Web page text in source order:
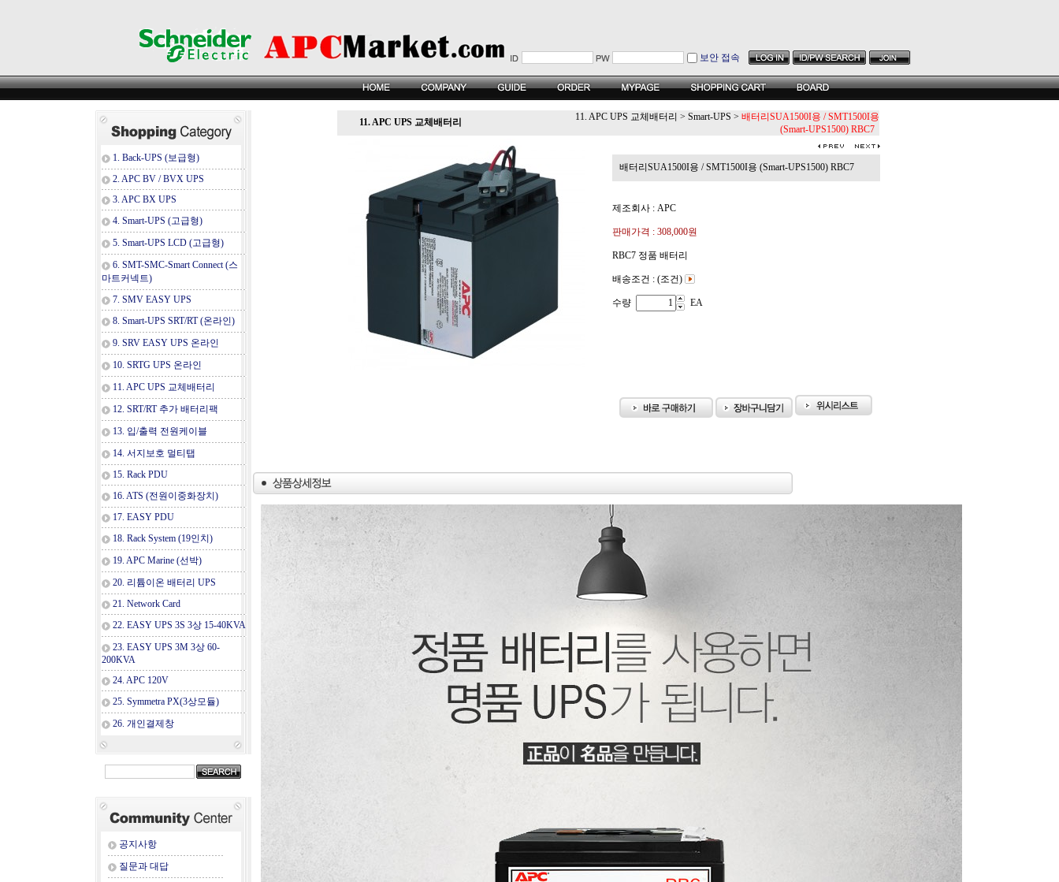
보안 접속
1. Back-UPS (보급형)
2. APC BV / BVX UPS
3. APC BX UPS
4. Smart-UPS (고급형)
5. Smart-UPS LCD (고급형)
6. SMT-SMC-Smart Connect (스
마트커넥트)
7. SMV EASY UPS
8. Smart-UPS SRT/RT (온라인)
9. SRV EASY UPS 온라인
10. SRTG UPS 온라인
11. APC UPS 교체배터리
12. SRT/RT 추가 배터리팩
13. 입/출력 전원케이블
14. 서지보호 멀티탭
15. Rack PDU
16. ATS (전원이중화장치)
17. EASY PDU
18. Rack System (19인치)
19. APC Marine (선박)
20. 리튬이온 배터리 UPS
21. Network Card
22. EASY UPS 3S 3상 15-40KVA
23. EASY UPS 3M 3상 60-
200KVA
24. APC 120V
25. Symmetra PX(3상모듈)
26. 개인결제창
공지사항
질문과 대답
11. APC UPS 교체배터리 11. APC UPS 교체배터리 > Smart-UPS > 배터리SUA1500I용 / SMT1500I용
(Smart-UPS1500) RBC7
배터리SUA1500I용 / SMT1500I용 (Smart-UPS1500) RBC7
제조회사 : APC
판매가격 : 308,000원
RBC7 정품 배터리
배송조건 : (조건)
수량 EA